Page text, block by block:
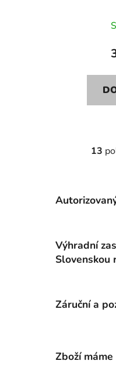
13
Výhradní
Slovenskou
Záruční a
Zboží